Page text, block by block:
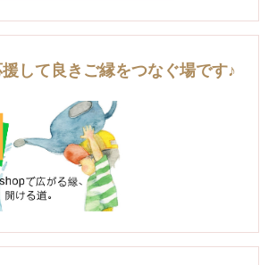
して良きご縁をつなぐ場です♪